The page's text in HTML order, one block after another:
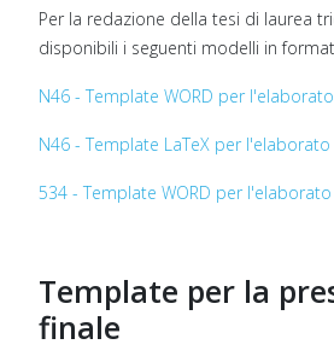
Per la redazione della tesi di laurea
disponibili i seguenti modelli in
N46 - Template WORD per
N46 - Template LaTeX per l'elaborato
534 - Template WORD per
Template per la
finale